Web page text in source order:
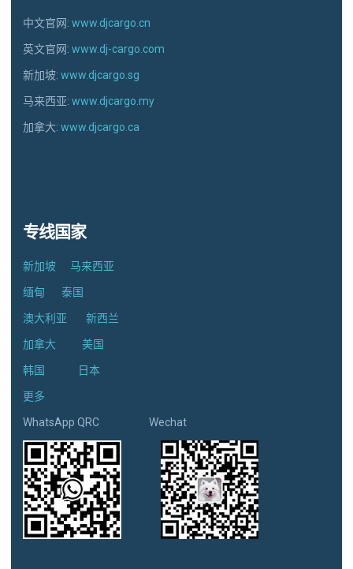
中文官网: www.djcargo.cn
英文官网: www.dj-cargo.com
新加坡: www.djcargo.sg
马来西亚: www.djcargo.my
加拿大: www.djcargo.ca
专线国家
新加坡 马来西亚
缅甸 泰国
澳大利亚 新西兰
加拿大 美国
韩国 日本
更多
WhatsApp QRC Wechat